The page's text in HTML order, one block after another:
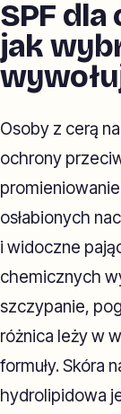
SPF
jak
Osoby z cerą
ochrony
osłabionych
i widoczne
chemicznych
szczypanie,
różnica leży w
formuły. Skóra
hydrolipidowa